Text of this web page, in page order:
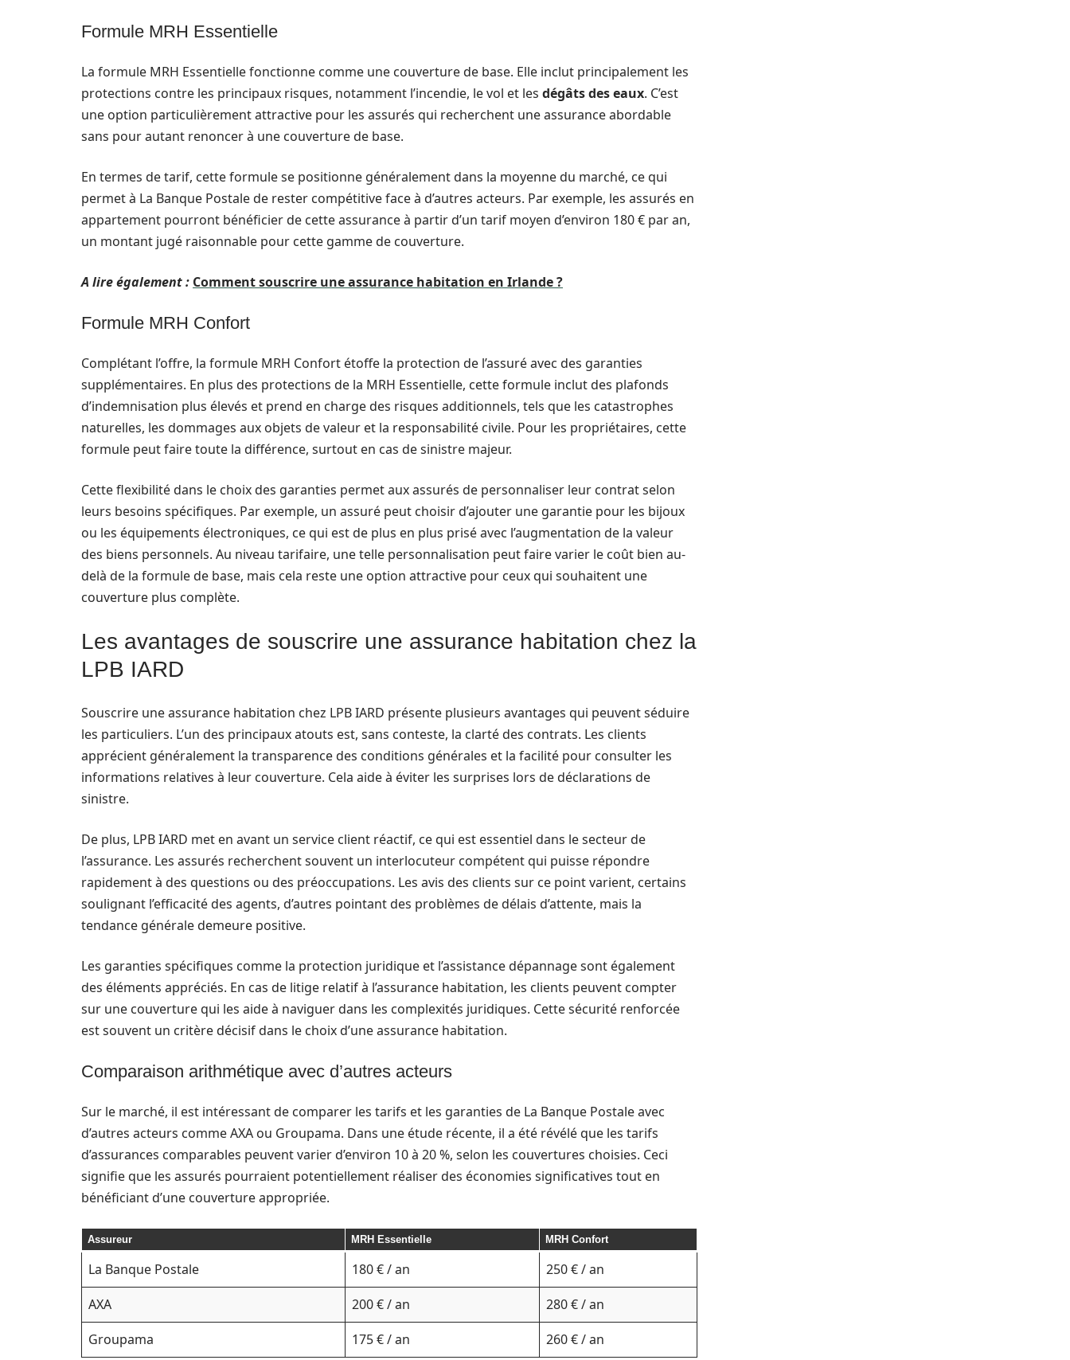
Formule MRH Essentielle
La formule MRH Essentielle fonctionne comme une couverture de base. Elle inclut principalement les
protections contre les principaux risques, notamment l’incendie, le vol et les dégâts des eaux. C’est
une option particulièrement attractive pour les assurés qui recherchent une assurance abordable
sans pour autant renoncer à une couverture de base.
En termes de tarif, cette formule se positionne généralement dans la moyenne du marché, ce qui
permet à La Banque Postale de rester compétitive face à d’autres acteurs. Par exemple, les assurés en
appartement pourront bénéficier de cette assurance à partir d’un tarif moyen d’environ 180 € par an,
un montant jugé raisonnable pour cette gamme de couverture.
A lire également : Comment souscrire une assurance habitation en Irlande ?
Formule MRH Confort
Complétant l’offre, la formule MRH Confort étoffe la protection de l’assuré avec des garanties
supplémentaires. En plus des protections de la MRH Essentielle, cette formule inclut des plafonds
d’indemnisation plus élevés et prend en charge des risques additionnels, tels que les catastrophes
naturelles, les dommages aux objets de valeur et la responsabilité civile. Pour les propriétaires, cette
formule peut faire toute la différence, surtout en cas de sinistre majeur.
Cette flexibilité dans le choix des garanties permet aux assurés de personnaliser leur contrat selon
leurs besoins spécifiques. Par exemple, un assuré peut choisir d’ajouter une garantie pour les bijoux
ou les équipements électroniques, ce qui est de plus en plus prisé avec l’augmentation de la valeur
des biens personnels. Au niveau tarifaire, une telle personnalisation peut faire varier le coût bien au-
delà de la formule de base, mais cela reste une option attractive pour ceux qui souhaitent une
couverture plus complète.
Les avantages de souscrire une assurance habitation chez la
LPB IARD
Souscrire une assurance habitation chez LPB IARD présente plusieurs avantages qui peuvent séduire
les particuliers. L’un des principaux atouts est, sans conteste, la clarté des contrats. Les clients
apprécient généralement la transparence des conditions générales et la facilité pour consulter les
informations relatives à leur couverture. Cela aide à éviter les surprises lors de déclarations de
sinistre.
De plus, LPB IARD met en avant un service client réactif, ce qui est essentiel dans le secteur de
l’assurance. Les assurés recherchent souvent un interlocuteur compétent qui puisse répondre
rapidement à des questions ou des préoccupations. Les avis des clients sur ce point varient, certains
soulignant l’efficacité des agents, d’autres pointant des problèmes de délais d’attente, mais la
tendance générale demeure positive.
Les garanties spécifiques comme la protection juridique et l’assistance dépannage sont également
des éléments appréciés. En cas de litige relatif à l’assurance habitation, les clients peuvent compter
sur une couverture qui les aide à naviguer dans les complexités juridiques. Cette sécurité renforcée
est souvent un critère décisif dans le choix d’une assurance habitation.
Comparaison arithmétique avec d’autres acteurs
Sur le marché, il est intéressant de comparer les tarifs et les garanties de La Banque Postale avec
d’autres acteurs comme AXA ou Groupama. Dans une étude récente, il a été révélé que les tarifs
d’assurances comparables peuvent varier d’environ 10 à 20 %, selon les couvertures choisies. Ceci
signifie que les assurés pourraient potentiellement réaliser des économies significatives tout en
bénéficiant d’une couverture appropriée.
Assureur MRH Essentielle MRH Confort
La Banque Postale 180 € / an
250 € / an
AXA
200 € / an
280 € / an
Groupama
175 € / an 260 € / an